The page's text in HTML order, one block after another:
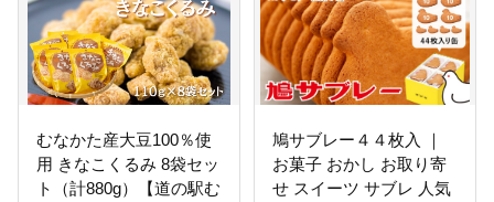
高評価 送料無料
むなかた産大豆100％使
用 きなこくるみ 8袋セッ
ト（計880g）【道の駅む
鳩サブレー４４枚入 ｜
お菓子 おかし お取り寄
せ スイーツ サブレ 人気